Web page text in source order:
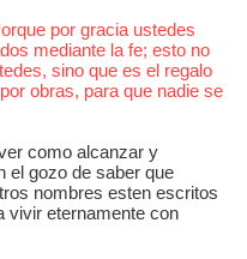
por gracia ustedes
mediante la fe; esto no
sino que es el regalo
obras, para que nadie se
como alcanzar y
el gozo de saber que
nombres esten escritos
vivir eternamente con